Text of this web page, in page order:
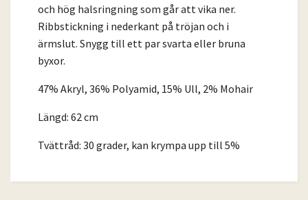
och hög halsringning som går att vika ner.
Ribbstickning i nederkant på tröjan och i
ärmslut. Snygg till ett par svarta eller bruna
byxor.
47% Akryl, 36% Polyamid, 15% Ull, 2% Mohair
Längd: 62 cm
Tvättråd: 30 grader, kan krympa upp till 5%